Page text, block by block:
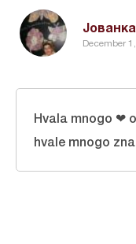
December
Hvala mnogo ❤
hvale mnogo